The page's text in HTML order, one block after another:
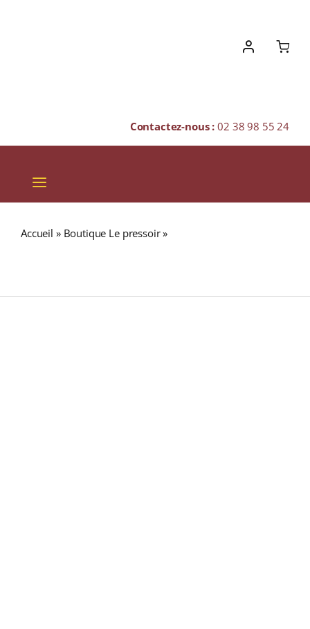
Contactez-nous :02 38 98 55 24
Toggle
Navigation
Accueil » Boutique Le pressoir»